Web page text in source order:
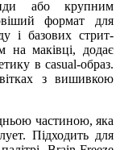
або крупним
формат для
і базових стрит-
маківці, додає
в casual-образ.
з вишивкою
частиною, яка
Підходить для